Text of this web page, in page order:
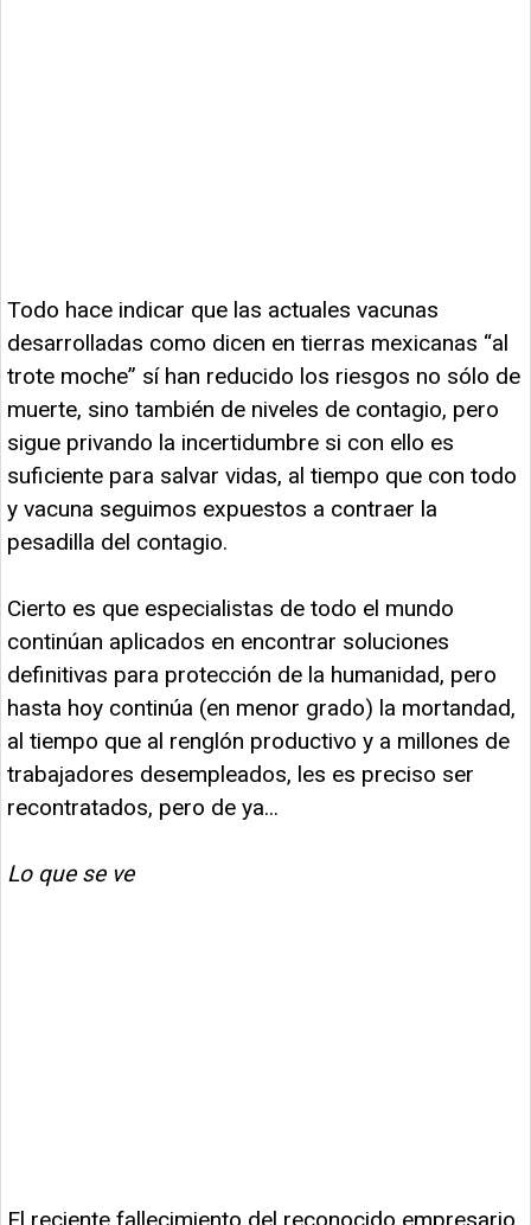
Todo hace indicar que las actuales vacunas
desarrolladas como dicen en tierras mexicanas “al
trote moche” sí han reducido los riesgos no sólo de
muerte, sino también de niveles de contagio, pero
sigue privando la incertidumbre si con ello es
suficiente para salvar vidas, al tiempo que con todo
y vacuna seguimos expuestos a contraer la
pesadilla del contagio.
Cierto es que especialistas de todo el mundo
continúan aplicados en encontrar soluciones
definitivas para protección de la humanidad, pero
hasta hoy continúa (en menor grado) la mortandad,
al tiempo que al renglón productivo y a millones de
trabajadores desempleados, les es preciso ser
recontratados, pero de ya...
Lo que se ve